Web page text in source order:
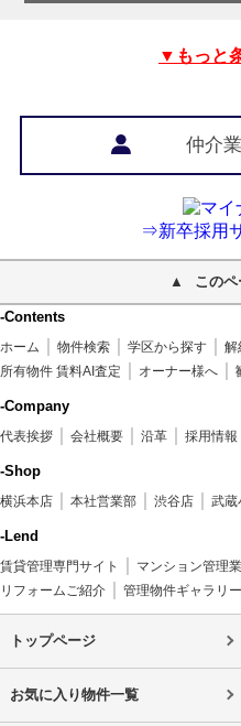
▼もっと
仲介
⇒新卒採用
この
-Contents
ホーム 物件検索 学区から探す 解
所有物件 賃料AI査定
オーナー様へ
-Company
代表挨拶 会社概要 沿革 採用情報
-Shop
横浜本店 本社営業部 渋谷店 武蔵
-Lend
賃貸管理専門サイト マンション管理
リフォームご紹介
管理物件ギャラリー
トップページ
お気に入り物件一覧